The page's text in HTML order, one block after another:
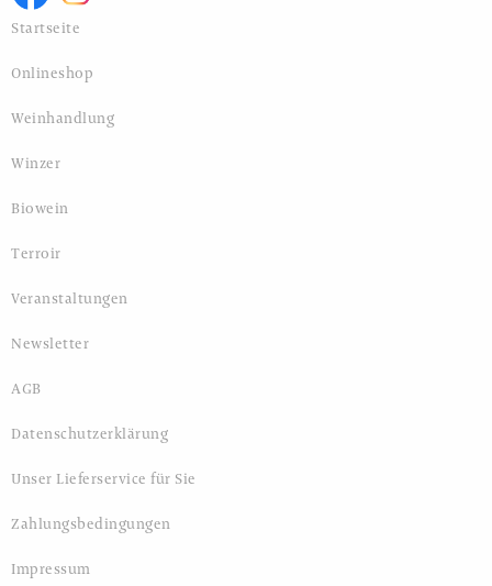
Startseite
Onlineshop
Weinhandlung
Winzer
Biowein
Terroir
Veranstaltungen
Newsletter
AGB
Datenschutzerklärung
Unser Lieferservice für Sie
Zahlungsbedingungen
Impressum